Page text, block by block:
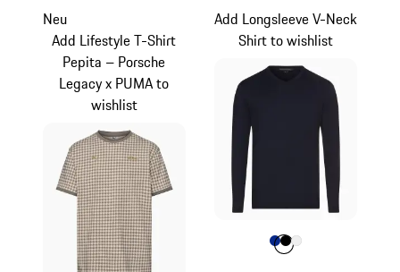
Neu
Add Lifestyle T-Shirt
Pepita – Porsche
Legacy x PUMA to
wishlist
Add Longsleeve V-Neck
Shirt to wishlist
Farbe
Farbe
FarbeFarbe